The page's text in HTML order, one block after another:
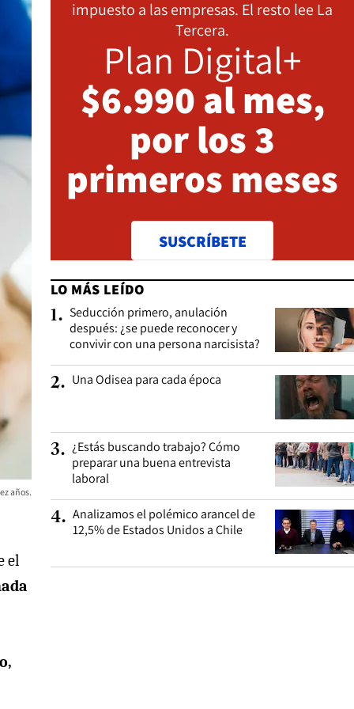
años.
el
impuesto a las empresas. El resto lee La
Tercera.
Plan Digital+
$6.990 al mes,
por los 3
primeros meses
SUSCRÍBETE
LO MÁS LEÍDO
1. Seducción primero, anulación
después: ¿se puede reconocer y
convivir con una persona narcisista?
2. Una Odisea para cada época
3. ¿Estás buscando trabajo? Cómo
preparar una buena entrevista
laboral
4. Analizamos el polémico arancel de
12,5% de Estados Unidos a Chile